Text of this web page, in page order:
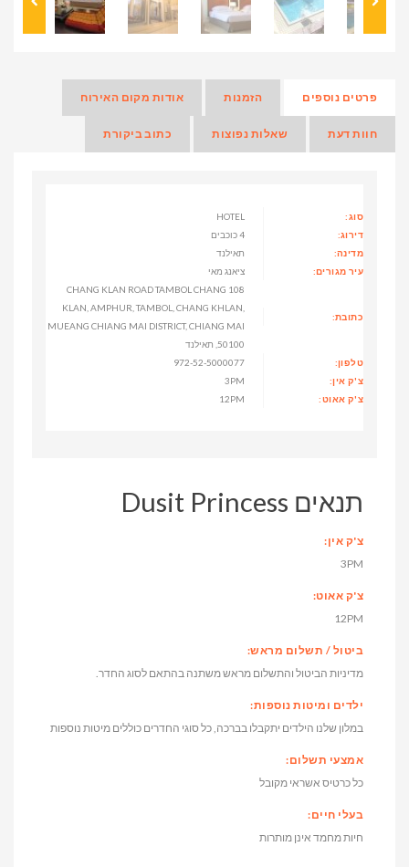
פרטים נוספים הזמנות אודות מקום האירוח
חוות דעת שאלות נפוצות כתוב ביקורת
סוג:
HOTEL
דירוג:
4 כוכבים
מדינה:
תאילנד
עיר מגורים:
ציאנג מאי
כתובת:
108 CHANG KLAN ROAD TAMBOL CHANG
KLAN, AMPHUR, TAMBOL, CHANG KHLAN,
MUEANG CHIANG MAI DISTRICT, CHIANG MAI
50100, תאילנד
טלפון:
972-52-5000077
צ'ק אין:
3PM
צ'ק אאוט:
12PM
תנאים Dusit Princess
צ'ק אין:
3PM
צ'ק אאוט:
12PM
ביטול / תשלום מראש:
מדיניות הביטול והתשלום מראש משתנה בהתאם לסוג החדר.
ילדים ומיטות נוספות:
במלון שלנו הילדים יתקבלו בברכה, כל סוגי החדרים כוללים מיטות נוספות
אמצעי תשלום:
כל כרטיס אשראי מקובל
בעלי חיים:
חיות מחמד אינן מותרות